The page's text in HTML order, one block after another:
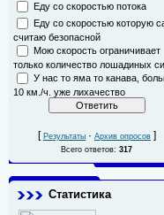
Еду со скоростью потока
Еду со скоростью которую
считаю безопасной
Мою скорость ограничивает
только количество лошадиных
У нас то яма то канава,
10 км./ч. уже лихачество
[ Результаты · Архив опросов ]
Всего ответов:317
Статистика